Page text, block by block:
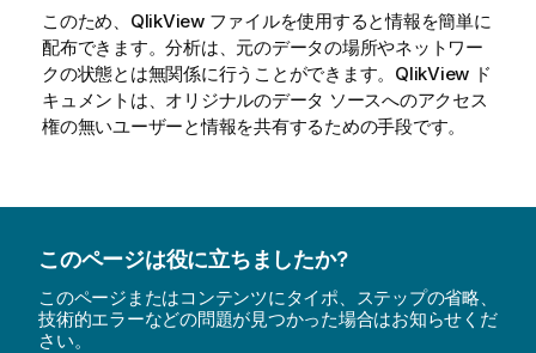
このため、QlikView ファイルを使用すると情報を簡単に
配布できます。分析は、元のデータの場所やネットワー
クの状態とは無関係に行うことができます。QlikView ド
キュメントは、オリジナルのデータ ソースへのアクセス
権の無いユーザーと情報を共有するための手段です。
このページは役に立ちましたか?
このページまたはコンテンツにタイポ、ステップの省略、
技術的エラーなどの問題が見つかった場合はお知らせくだ
さい。